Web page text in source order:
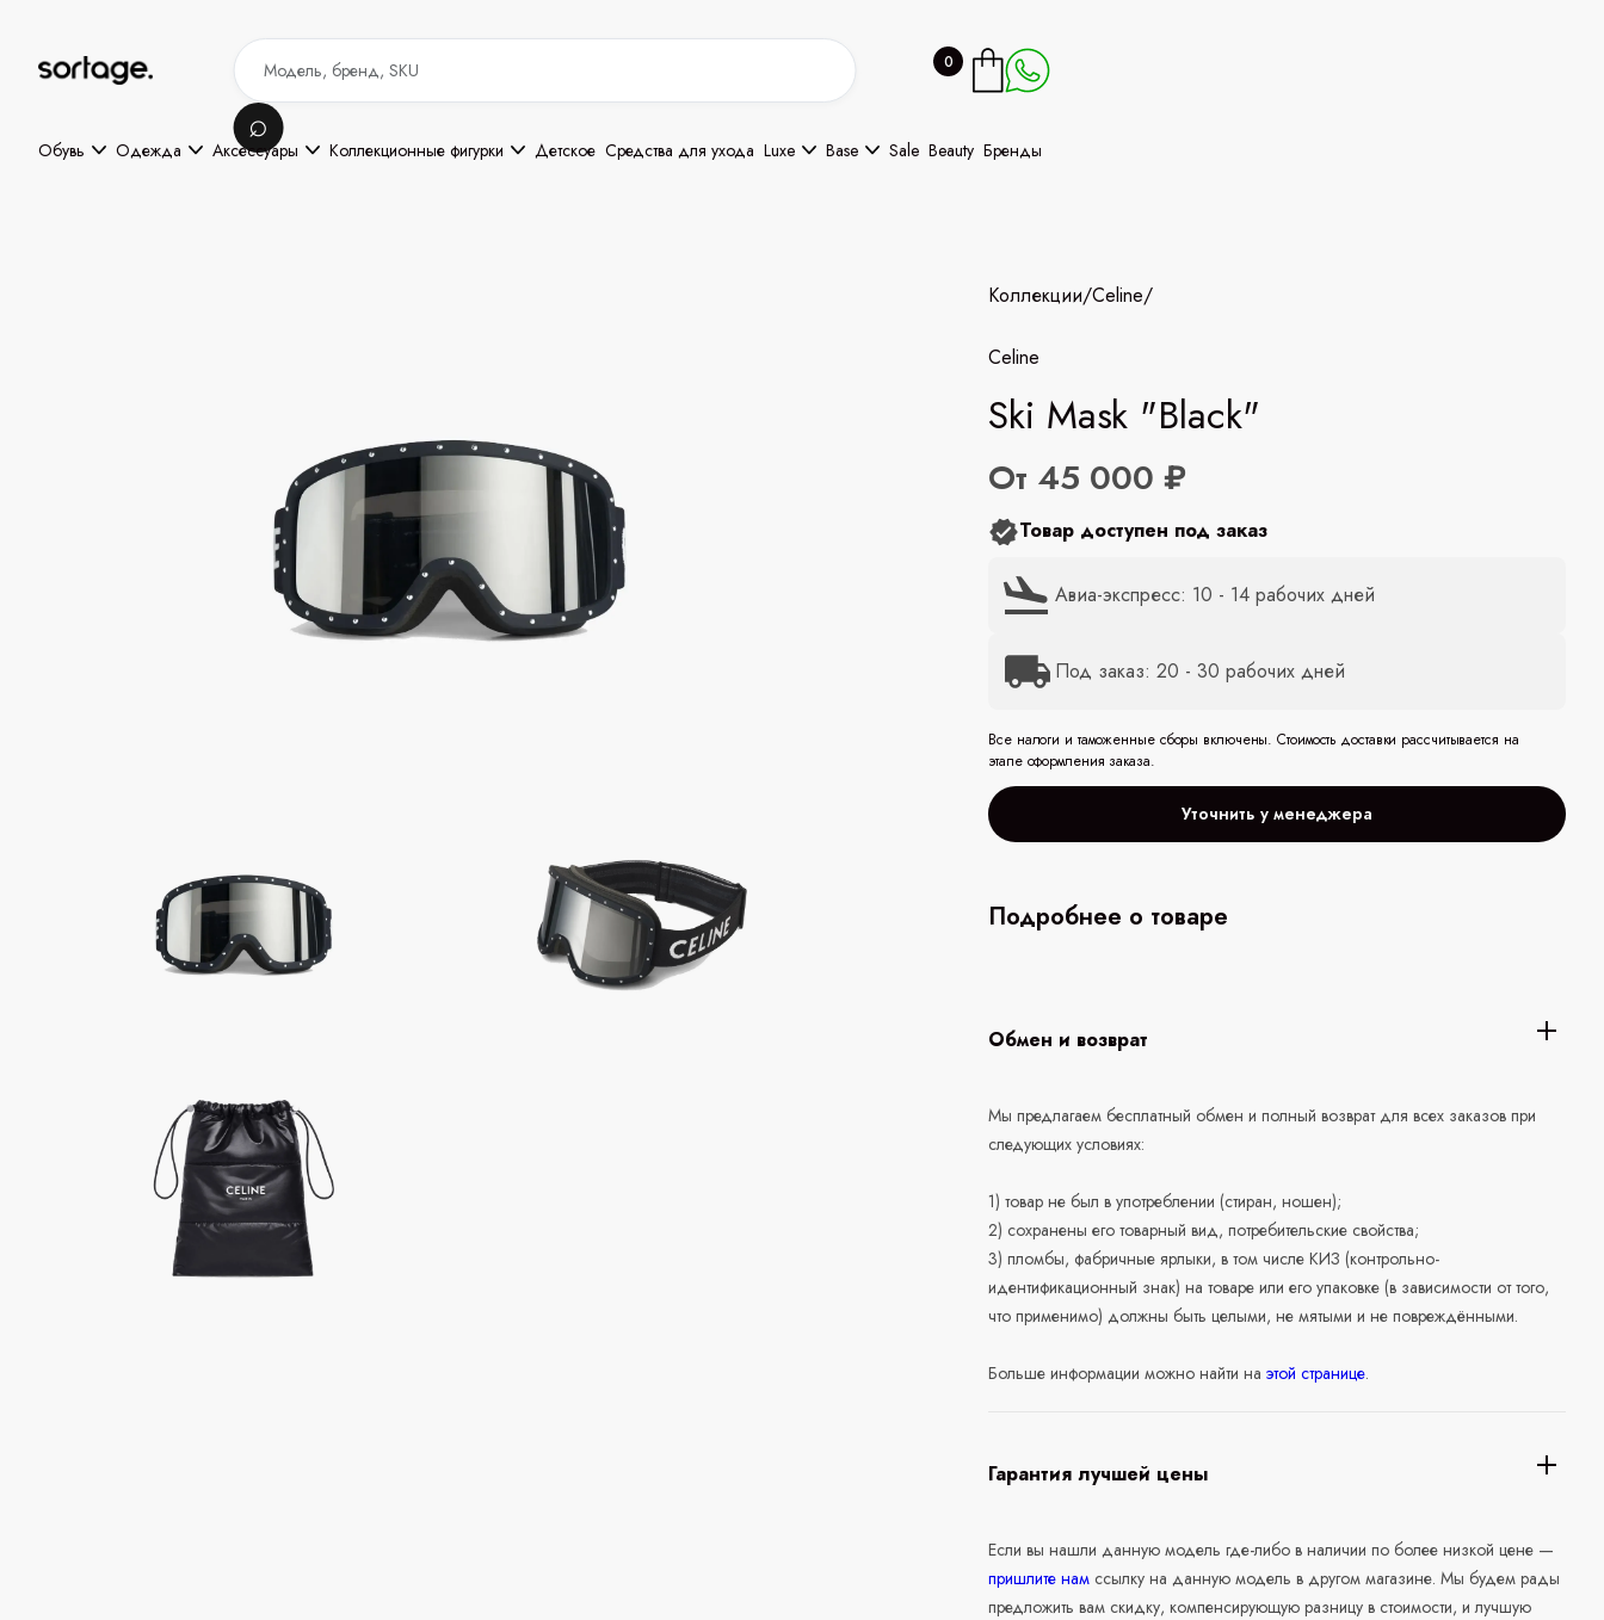
0
Обувь Одежда Аксессуары Коллекционные фигурки Детское Средства для ухода Luxe Base Sale Beauty Бренды
Коллекции/Celine/
Celine
Ski Mask "Black"
От 45 000 ₽
Товар доступен под заказ
Авиа-экспресс: 10 - 14 рабочих дней
Под заказ: 20 - 30 рабочих дней
Все налоги и таможенные сборы включены. Стоимость доставки рассчитывается на
этапе оформления заказа.
Уточнить у менеджера
Подробнее о товаре
Обмен и возврат
Мы предлагаем бесплатный обмен и полный возврат для всех заказов при
следующих условиях:
1) товар не был в употреблении (стиран, ношен);
2) сохранены его товарный вид, потребительские свойства;
3) пломбы, фабричные ярлыки, в том числе КИЗ (контрольно-
идентификационный знак) на товаре или его упаковке (в зависимости от того,
что применимо) должны быть целыми, не мятыми и не повреждёнными.
Больше информации можно найти наэтой странице.
Гарантия лучшей цены
Если вы нашли данную модель где-либо в наличии по более низкой цене —
пришлите нам ссылку на данную модель в другом магазине. Мы будем рады
предложить вам скидку, компенсирующую разницу в стоимости, и лучшую